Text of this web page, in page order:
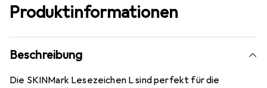
Produktinformationen
Beschreibung
Die SKINMark Lesezeichen L sind perfekt für die